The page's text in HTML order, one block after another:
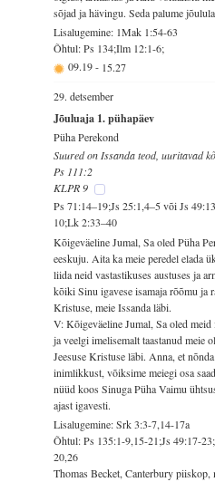
sõjad ja hävingu. Seda palume
Lisalugemine: 1Mak 1:54-63
Õhtul: Ps 134;Ilm 12:1-6;
09.19- 15.27
29. detsember
Jõuluaja 1. pühapäev
Püha Perekond
Suured on Issanda teod, uuritavad
Ps 111:2
KLPR 9
Ps 71:14–19;Js 25:1,4–5 või Js
10;Lk 2:33–40
Kõigeväeline Jumal, Sa oled Püha
eeskuju. Aita ka meie peredel elada
liida neid vastastikuses austuses ja
kõiki Sinu igavese isamaja rõõmu ja
Kristuse, meie Issanda läbi.
V: Kõigeväeline Jumal, Sa oled
ja veelgi imelisemalt taastanud meie
Jeesuse Kristuse läbi. Anna, et
inimlikkust, võiksime meiegi osa
nüüd koos Sinuga Püha Vaimu
ajast igavesti.
Lisalugemine: Srk 3:3-7,14-17a
Õhtul: Ps 135:1-9,15-21;Js 49:17-
20,26
Thomas Becket, Canterbury piiskop,